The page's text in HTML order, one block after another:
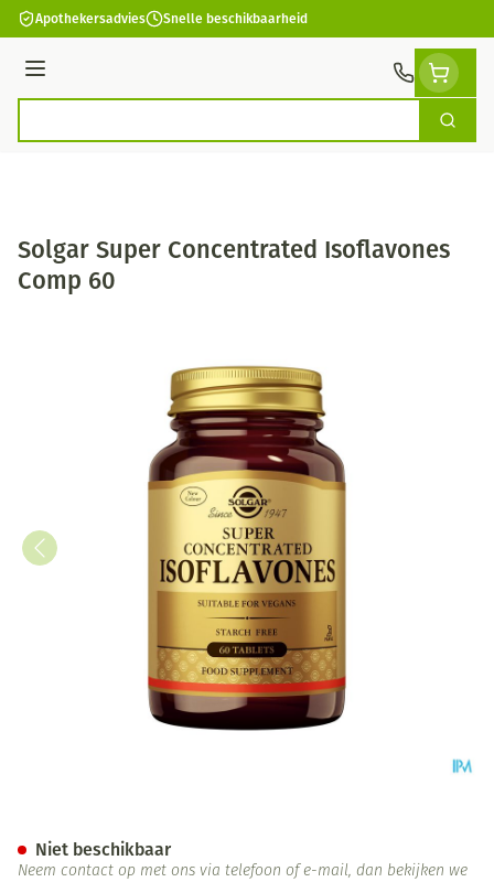
Ga naar de inhoud
Apothekersadvies Snelle beschikbaarheid
Menu
Zoek
Solgar Super Concentrated Isoflavones
Comp 60
Niet beschikbaar
Neem contact op met ons via telefoon of e-mail, dan bekijken we